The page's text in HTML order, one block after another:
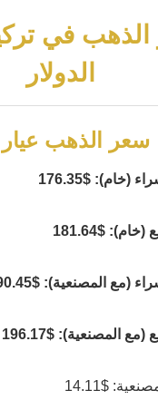
في
الدولار
سعر الذهب عيار
(خام): $176.35
$181.64
(مع المصنعية): $190.45
(مع المصنعية): $196.17
$14.11